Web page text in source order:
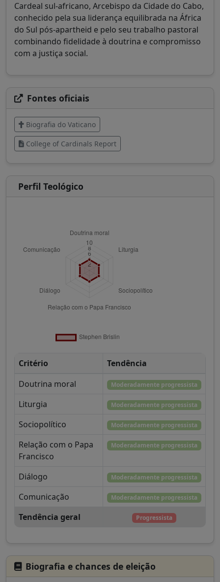
Cardeal sul-africano, Arcebispo da Cidade do Cabo,
conhecido pela sua liderança equilibrada na África
do Sul pós-apartheid e pelo seu trabalho pastoral
combinando fidelidade à doutrina e compromisso
com a justiça social.
Fontes oficiais
Biografia do Vaticano
College of Cardinals Report
Perfil Teológico
Critério
Tendência
Doutrina moral
Moderadamente progressista
Liturgia Moderadamente progressista
Sociopolítico Moderadamente progressista
Relação com o Papa
Francisco
Moderadamente progressista
Diálogo Moderadamente progressista
Comunicação Moderadamente progressista
Tendência geral Progressista
Biografia e chances de eleição